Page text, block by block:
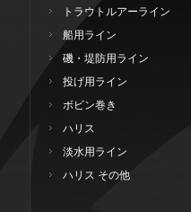
トラウトルアーライン
船用ライン
磯・堤防用ライン
投げ用ライン
ボビン巻き
ハリス
淡水用ライン
ハリス その他